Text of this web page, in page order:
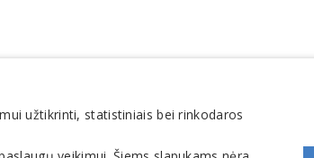
užtikrinti, statistiniais bei rinkodaros